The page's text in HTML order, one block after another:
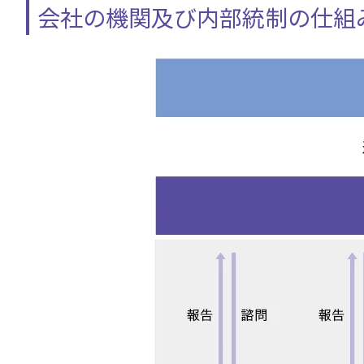
会社の機関及び内部統制の仕組